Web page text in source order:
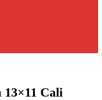
13×11 Cali